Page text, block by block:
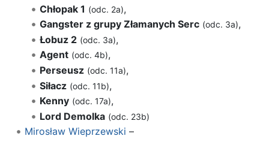
Chłopak 1 (odc. 2a),
Gangster z grupy Złamanych Serc (odc. 3a),
Łobuz 2 (odc. 3a),
Agent (odc. 4b),
Perseusz (odc. 11a),
Siłacz (odc. 11b),
Kenny (odc. 17a),
Lord Demolka (odc. 23b)
Mirosław Wieprzewski –